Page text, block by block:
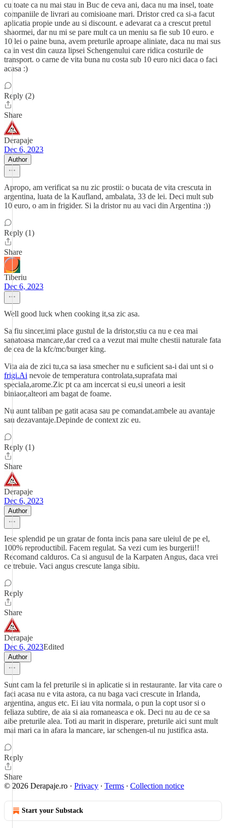
cu toate ca nu mai stau in Buc de ceva ani, daca nu ma insel, toate
companiile de livrari au comisioane mari. Dristor cred ca si-a facut
aplicatia propie unde au si discount. e adevarat ca a crescut pretul
shaormei, dar nu mi se pare mult ca un meniu sa fie sub 10 euro. e
10 lei o paine buna, avem preturile aproape aliniate, daca nu mai sus
ca in vest din cauza lipsei Schengenului care ridica costurile de
transport. o carne de vita buna nu costa sub 10 euro nici daca o faci
acasa :)
Reply (2)
Share
Derapaje
Dec 6, 2023
Author
Apropo, am verificat sa nu zic prostii: o bucata de vita crescuta in
argentina, luata de la Kaufland, ambalata, 33 de lei. Deci mult sub
10 euro, o am in frigider. Si la dristor nu au vaci din Argentina :))
Reply (1)
Share
Tiberiu
Dec 6, 2023
Well good luck when cooking it,sa zic asa.
Sa fiu sincer,imi place gustul de la dristor,stiu ca nu e cea mai
sanatoasa mancare,dar cred ca a vezut mai multe chestii naturale fata
de cea de la kfc/mc/burger king.
Vita aia de zici tu,ca sa iasa smecher nu e suficient sa-i dai unt si o
frigi.Ai nevoie de temperatura controlata,suprafata mai
speciala,arome.Zic pt ca am incercat si eu,si uneori a iesit
biniaor,alteori am bagat de foame.
Nu aunt taliban pe gatit acasa sau pe comandat.ambele au avantaje
sau dezavantaje.Depinde de context zic eu.
Reply (1)
Share
Derapaje
Dec 6, 2023
Author
Iese splendid pe un gratar de fonta incis pana sare uleiul de pe el,
100% reproductibil. Facem regulat. Sa vezi cum ies burgerii!!
Recomand calduros. Ca si angusul de la Karpaten Angus, daca vrei
ce trebuie. Vaci angus crescute langa sibiu.
Reply
Share
Derapaje
Dec 6, 2023Edited
Author
Sunt cam la fel preturile si in aplicatie si in restaurante. Iar vita care o
faci acasa nu e vita astora, ca nu baga vaci crescute in Irlanda,
argentina, angus etc. Ei iau vita normala, o pun la copt usor si o
feliaza subtire, de aia si aia romaneasca e ok. Deci nu au de ce sa
aibe preturile alea. Toti au marit in disperare, preturile aici sunt mult
mai mari ca in afara la mancare, iar schengen-ul nu justifica asta.
Reply
Share
© 2026 Derapaje.ro · Privacy ∙ Terms ∙ Collection notice
Start your Substack